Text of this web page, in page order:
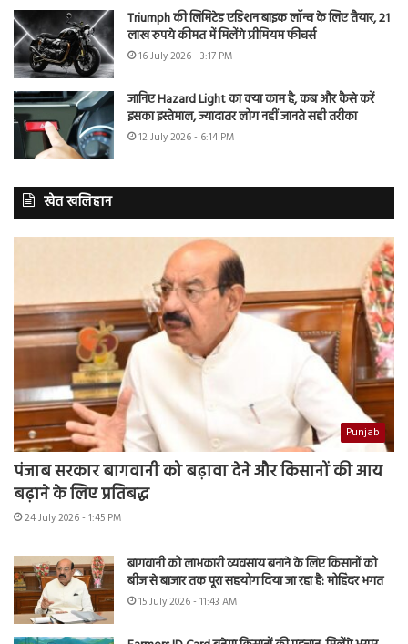
Triumph की लिमिटेड एडिशन बाइक लॉन्च के लिए तैयार, 21
लाख रुपये कीमत में मिलेंगे प्रीमियम फीचर्स
16 July 2026 - 3:17 PM
जानिए Hazard Light का क्या काम है, कब और कैसे करें
इसका इस्तेमाल, ज्यादातर लोग नहीं जानते सही तरीका
12 July 2026 - 6:14 PM
खेत खलिहान
Punjab
पंजाब सरकार बागवानी को बढ़ावा देने और किसानों की आय
बढ़ाने के लिए प्रतिबद्ध
24 July 2026 - 1:45 PM
बागवानी को लाभकारी व्यवसाय बनाने के लिए किसानों को
बीज से बाजार तक पूरा सहयोग दिया जा रहा है: मोहिंदर भगत
15 July 2026 - 11:43 AM